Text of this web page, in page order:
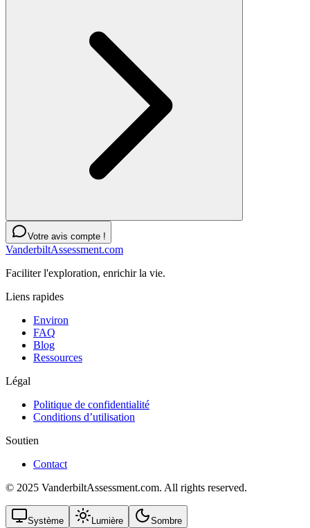
Votre avis compte !
VanderbiltAssessment.com
Faciliter l'exploration, enrichir la vie.
Liens rapides
Environ
FAQ
Blog
Ressources
Légal
Politique de confidentialité
Conditions d’utilisation
Soutien
Contact
© 2025 VanderbiltAssessment.com. All rights reserved.
Système Lumière Sombre